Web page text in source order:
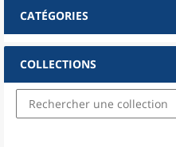
CATÉGORIES
COLLECTIONS